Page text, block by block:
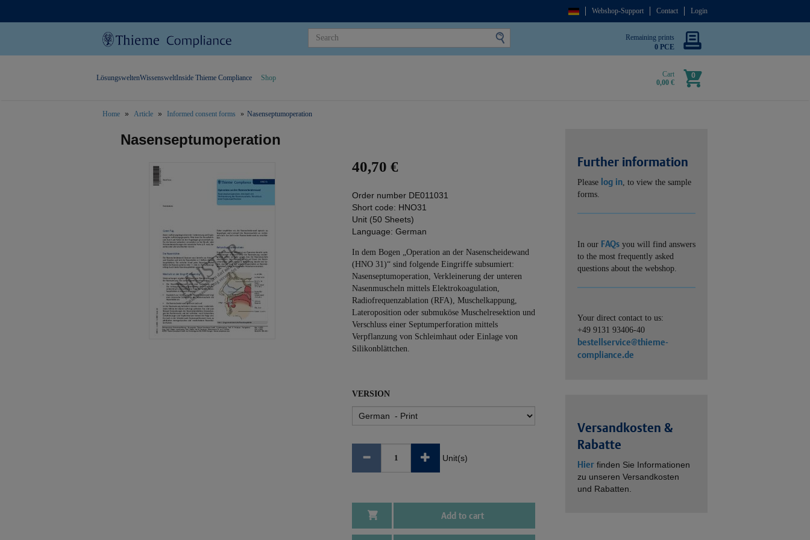
Webshop-Support Contact Login
Remaining prints
0 PCE
Cart
0,00 €
0
LösungsweltenWissensweltInside Thieme Compliance Shop
Home Article Informed consent forms Nasenseptumoperation
Nasenseptumoperation
40,70 €
Order number DE011031
Short code: HNO31
Unit (50 Sheets)
Language: German
In dem Bogen „Operation an der Nasenscheidewand
(HNO 31)“ sind folgende Eingriffe subsumiert:
Nasenseptumoperation, Verkleinerung der unteren
Nasenmuscheln mittels Elektrokoagulation,
Radiofrequenzablation (RFA), Muschelkappung,
Lateroposition oder submuköse Muschelresektion und
Verschluss einer Septumperforation mittels
Verpflanzung von Schleimhaut oder Einlage von
Silikonblättchen.
VERSION
Unit(s)
Add to cart
Further information
Please log in, to view the sample
forms.
In our FAQs you will find answers
to the most frequently asked
questions about the webshop.
Your direct contact to us:
+49 9131 93406-40
bestellservice@thieme-
compliance.de
Versandkosten &
Rabatte
Hier finden Sie Informationen
zu unseren Versandkosten
und Rabatten.